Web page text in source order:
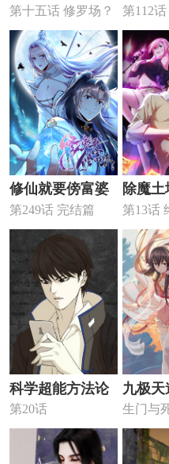
主神谈恋爱
第十五话 修罗场？
第112
——炎
修仙就要傍富婆
第249话 完结篇
除魔
第13话
科学超能方法论
第20话
九极天
生门与